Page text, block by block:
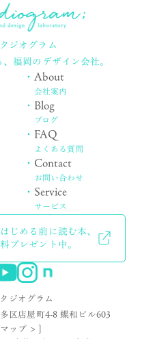
ジオグラム
、福岡のデザイン会社。
・About
会社案内
・ Blog
ブログ
・ FAQ
よくある質問
・ Contact
お問い合わせ
・ Service
サービス
じめる前に読む本、
プレゼント中。
ジオグラム
区店屋町4-8 蝶和ビル603
ップ > ]